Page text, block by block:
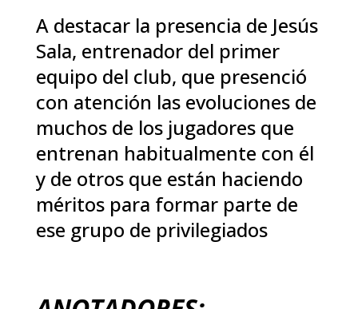
A destacar la presencia de Jesús
Sala, entrenador del primer
equipo del club, que presenció
con atención las evoluciones de
muchos de los jugadores que
entrenan habitualmente con él
y de otros que están haciendo
méritos para formar parte de
ese grupo de privilegiados